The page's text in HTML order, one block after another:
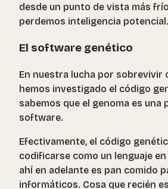
desde un punto de vista más
perdemos inteligencia potencial.
El software genético
En nuestra lucha por sobrevivir
hemos investigado el código
sabemos que el genoma es una
software.
Efectivamente, el código
codificarse como un lenguaje
ahí en adelante es pan comido
informáticos. Cosa que recién